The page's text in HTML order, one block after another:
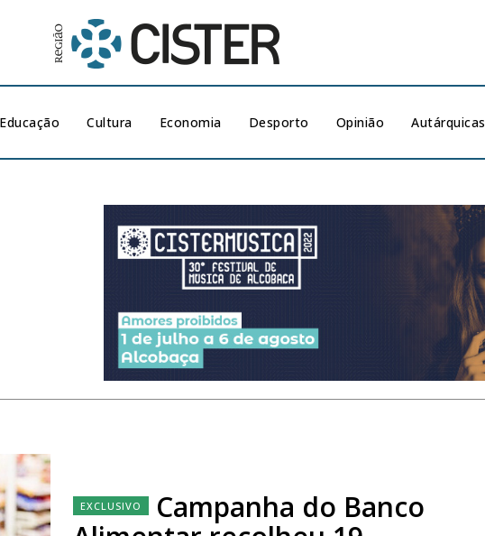
Educação Cultura Economia Desporto Opinião Autárquicas
Campanha do Banco